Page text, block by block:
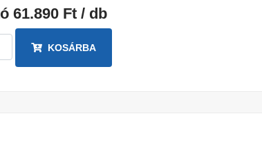
61.890 Ft / db
KOSÁRBA